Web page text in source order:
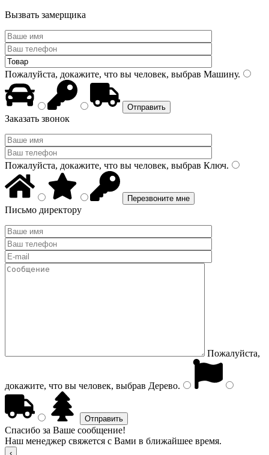
Вызвать замерщика
Пожалуйста, докажите, что вы человек, выбрав Машину.
Заказать звонок
Пожалуйста, докажите, что вы человек, выбрав Ключ.
Письмо директору
Пожалуйста,
докажите, что вы человек, выбрав Дерево.
Спасибо за Ваше сообщение!
Наш менеджер свяжется с Вами в ближайшее время.